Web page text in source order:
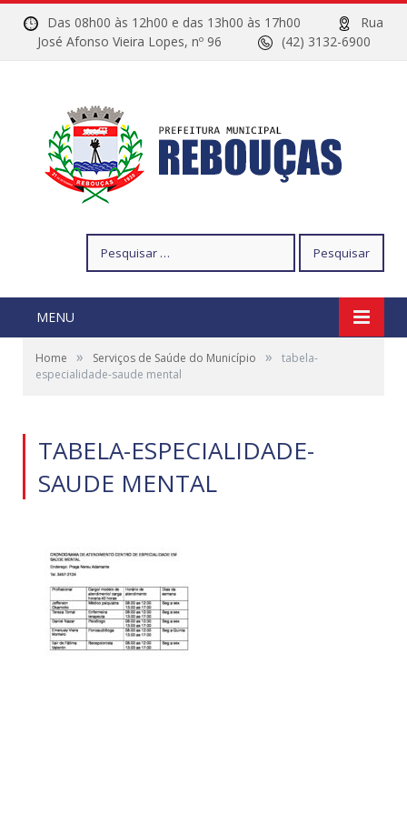
Das 08h00 às 12h00 e das 13h00 às 17h00
Rua
José Afonso Vieira Lopes, nº 96
(42) 3132-6900
por:
MENU
Home » Serviços de Saúde do Município »
tabela-
especialidade-saude mental
TABELA-ESPECIALIDADE-
SAUDE MENTAL